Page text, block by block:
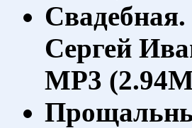
Свадебная.
Сергей
MP3